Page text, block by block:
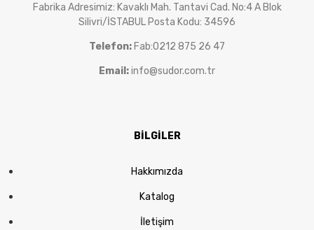
Fabrika Adresimiz: Kavaklı Mah. Tantavi Cad. No:4 A Blok
Silivri/İSTABUL Posta Kodu: 34596
Telefon: Fab:0212 875 26 47
Email:info@sudor.com.tr
BİLGİLER
Hakkımızda
Katalog
İletişim